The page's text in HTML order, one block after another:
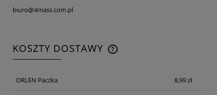
biuro@4mass.com.pl
KOSZTY DOSTAWY
CENA NIE ZAWIERA EWENTUALNYCH KOSZTÓW
ORLEN Paczka
8,99 zł